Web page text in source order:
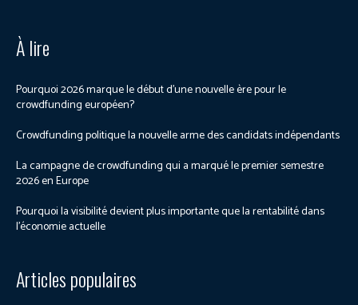
À lire
Pourquoi 2026 marque le début d’une nouvelle ère pour le
crowdfunding européen?
Crowdfunding politique la nouvelle arme des candidats indépendants
La campagne de crowdfunding qui a marqué le premier semestre
2026 en Europe
Pourquoi la visibilité devient plus importante que la rentabilité dans
l’économie actuelle
Articles populaires